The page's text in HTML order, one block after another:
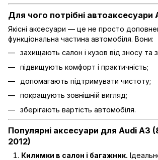
Для чого потрібні автоаксесуари
Якісні аксесуари — це не просто
функціональна частина автомобіля. Вони:
захищають салон і кузов від зносу та
підвищують комфорт і практичність;
допомагають підтримувати чистоту;
покращують зовнішній вигляд;
зберігають вартість автомобіля.
Популярні аксесуари для Audi A3
2012)
Килимки в салон і багажник.